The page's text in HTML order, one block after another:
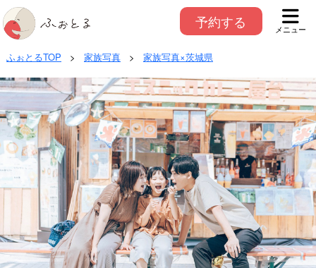
予約する メニュー
ふぉとるTOP > 家族写真 > 家族写真×茨城県